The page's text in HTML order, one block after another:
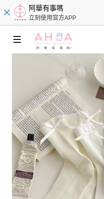
阿華有事嗎
立刻使用官方APP